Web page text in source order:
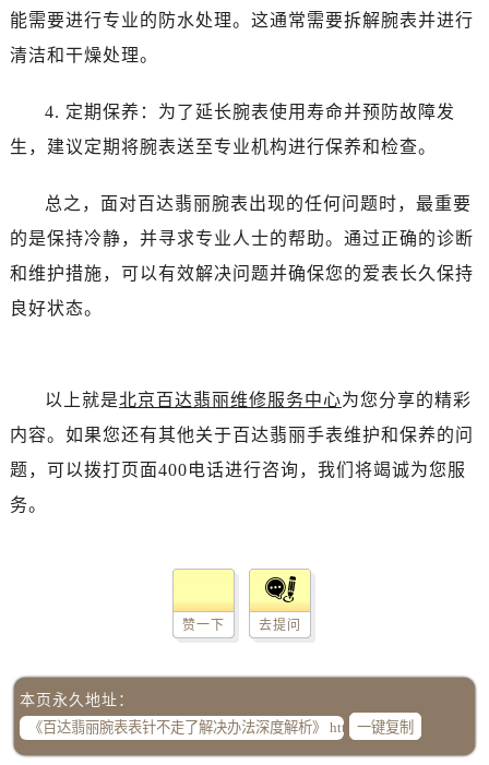
能需要进行专业的防水处理。这通常需要拆解腕表并进行
清洁和干燥处理。
4. 定期保养：为了延长腕表使用寿命并预防故障发
生，建议定期将腕表送至专业机构进行保养和检查。
总之，面对百达翡丽腕表出现的任何问题时，最重要
的是保持冷静，并寻求专业人士的帮助。通过正确的诊断
和维护措施，可以有效解决问题并确保您的爱表长久保持
良好状态。
以上就是北京百达翡丽维修服务中心为您分享的精彩
内容。如果您还有其他关于百达翡丽手表维护和保养的问
题，可以拨打页面400电话进行咨询，我们将竭诚为您服
务。
赞一下 去提问
本页永久地址：
一键复制